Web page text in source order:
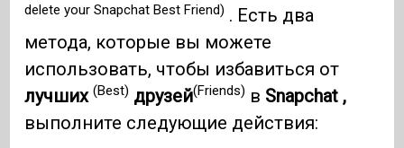
delete your Snapchat Best Friend) . Есть два
метода, которые вы можете
использовать, чтобы избавиться от
лучших(Best) друзей(Friends) в Snapchat ,
выполните следующие действия: